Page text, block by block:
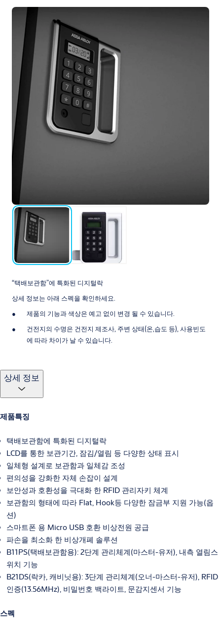
“택배보관함”에 특화된 디지털락
상세 정보는 아래 스펙을 확인하세요.
제품의 기능과 색상은 예고 없이 변경 될 수 있습니다.
건전지의 수명은 건전지 제조사, 주변 상태(온,습도 등), 사용빈도
에 따라 차이가 날 수 있습니다.
상세 정보
제품특징
택배보관함에 특화된 디지털락
LCD를 통한 보관기간, 잠김/열림 등 다양한 상태 표시
일체형 설계로 보관함과 일체감 조성
편의성을 강화한 자체 손잡이 설계
보안성과 호환성을 극대화 한 RFID 관리자키 체계
보관함의 형태에 따라 Flat, Hook등 다양한 잠금부 지원 가능(옵
션)
스마트폰 용 Micro USB 호환 비상전원 공급
파손을 최소화 한 비상개폐 솔루션
B11PS(택배보관함용): 2단계 관리체계(마스터-유저), 내측 열림스
위치 기능
B21DS(락카, 캐비닛용): 3단계 관리체계(오너-마스터-유저), RFID
인증(13.56MHz), 비밀번호 백라이트, 문감지센서 기능
스펙